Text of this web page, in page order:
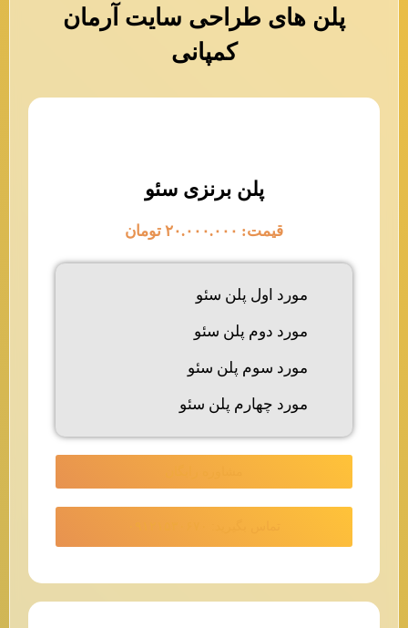
پلن های طراحی سایت آرمان
کمپانی
پلن برنزی سئو
قیمت: ۲۰.۰۰۰.۰۰۰ تومان
مورد اول پلن سئو
مورد دوم پلن سئو
مورد سوم پلن سئو
مورد چهارم پلن سئو